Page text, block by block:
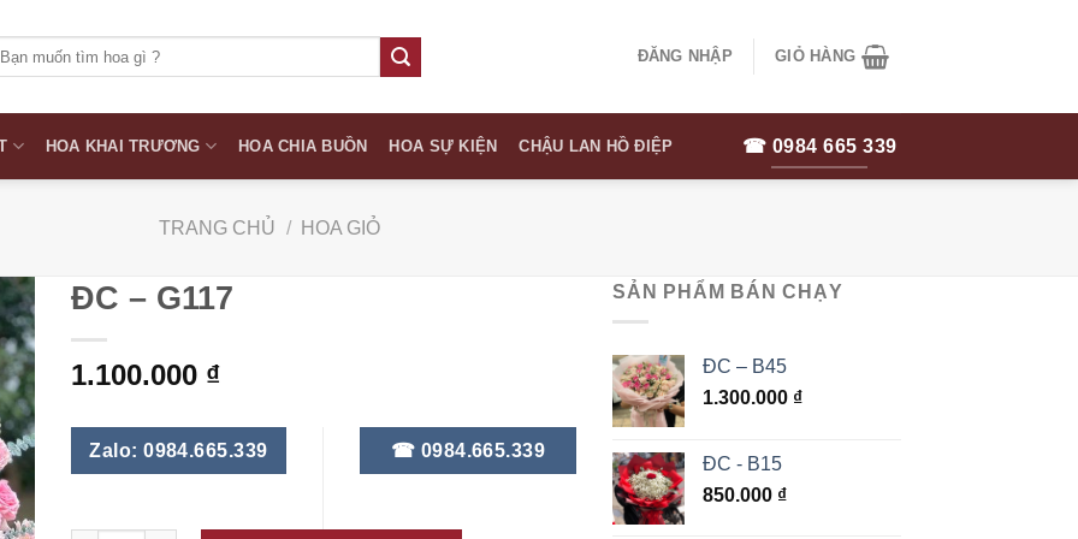
ĐĂNG NHẬP GIỎ HÀNG
HOA KHAI TRƯƠNG HOA CHIA BUỒN HOA SỰ KIỆN CHẬU LAN HỒ ĐIỆP ☎ 0984 665 339
TRANG CHỦ / HOA GIỎ
ĐC – G117
1.100.000 ₫
Zalo: 0984.665.339 ☎ 0984.665.339
SẢN PHẨM BÁN CHẠY
ĐC – B45
1.300.000 ₫
ĐC - B15
850.000 ₫